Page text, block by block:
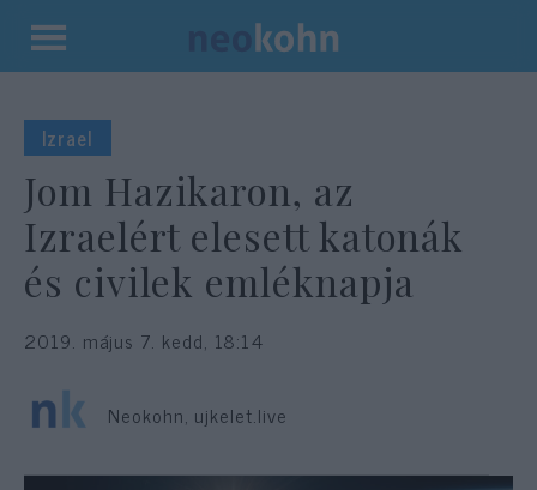
Kilépés
tartalomba
Izrael
Jom Hazikaron, az
Izraelért elesett katonák
és civilek emléknapja
2019. május 7. kedd, 18:14
Neokohn, ujkelet.live